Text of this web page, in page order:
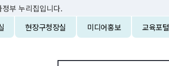
부 누리집입니다.
현장구청장실 미디어홍보 교육포털